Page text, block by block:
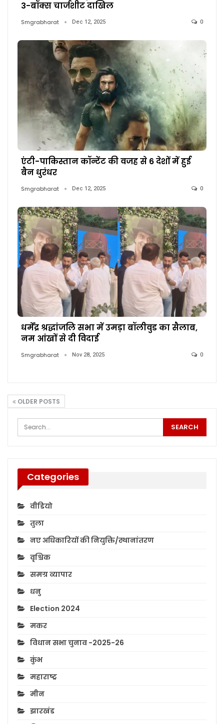
3-बॉक्स चार्जशीट दाखिल
Smgrabharat Dec 12, 2025 0
एंटी-पाकिस्तान कॉन्टेंट की वजह से 6 देशों में हुई
बैन धुरंधर
Smgrabharat Dec 12, 2025 0
धर्मेंद्र श्रद्धांजलि सभा में उमड़ा बॉलीवुड का सैलाब,
नम आंखों से दी विदाई
Smgrabharat Nov 28, 2025 0
OLDER POSTS
Categories
वीडियो
तुला
नए अधिकारियों की नियुक्ति/स्थानांतरण
वृश्चिक
समग्र व्यापार
धनु
Election 2024
मकर
विधान सभा चुनाव -2025-26
कुंभ
महाराष्ट्र
मीन
झारखंड